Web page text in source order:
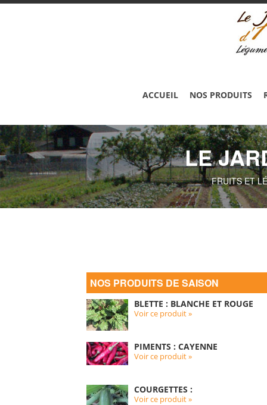
ACCUEIL NOS PRODUITS
LE
FRUITS ET
NOS PRODUITS DE SAISON
BLETTE : BLANCHE ET ROUGE
Voir ce produit »
PIMENTS : CAYENNE
Voir ce produit »
COURGETTES :
Voir ce produit »